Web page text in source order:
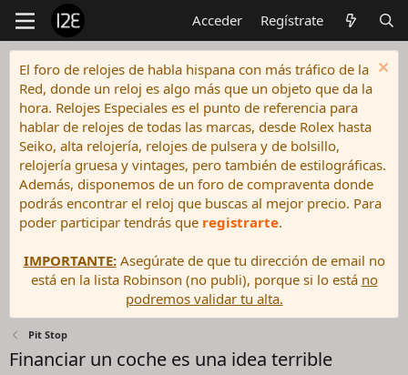
Acceder Regístrate
El foro de relojes de habla hispana con más tráfico de la
Red, donde un reloj es algo más que un objeto que da la
hora. Relojes Especiales es el punto de referencia para
hablar de relojes de todas las marcas, desde Rolex hasta
Seiko, alta relojería, relojes de pulsera y de bolsillo,
relojería gruesa y vintages, pero también de estilográficas.
Además, disponemos de un foro de compraventa donde
podrás encontrar el reloj que buscas al mejor precio. Para
poder participar tendrás que registrarte.
IMPORTANTE:Asegúrate de que tu dirección de email no
está en la lista Robinson (no publi), porque si lo está no
podremos validar tu alta.
Pit Stop
Financiar un coche es una idea terrible